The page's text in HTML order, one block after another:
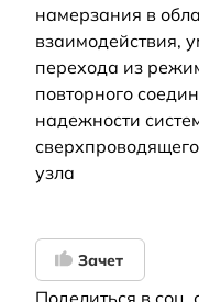
намерзания в
взаимодействия,
перехода из
повторного
надежности
узла
Зачет
Поделиться в соц.